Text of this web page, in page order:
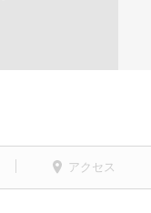
アクセス